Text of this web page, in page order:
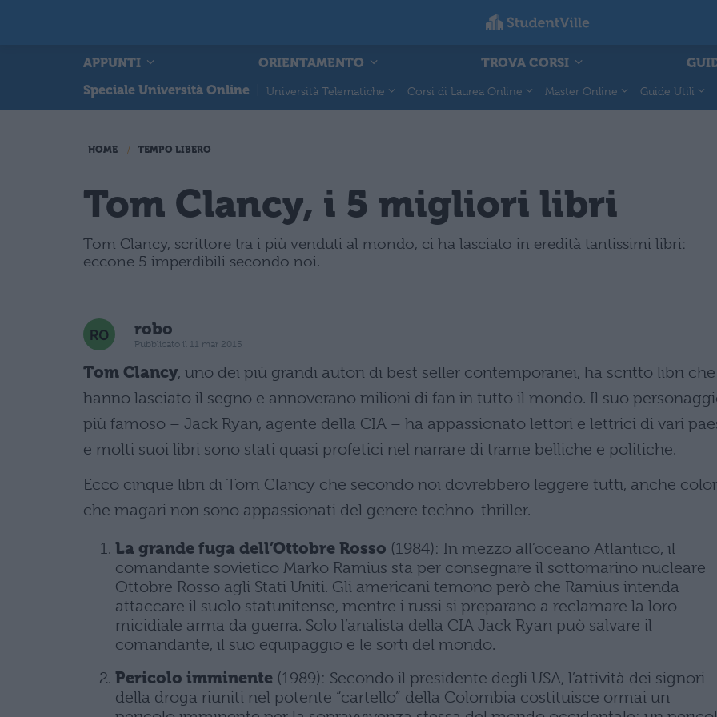
APPUNTI ORIENTAMENTO TROVA CORSI
Speciale Università Online
Università Telematiche Corsi di Laurea Online Master Online Guide Utili
HOME TEMPO LIBERO
Tom Clancy, i 5 migliori libri
Tom Clancy, scrittore tra i più venduti al mondo, ci ha lasciato in eredità tantissimi libri:
eccone 5 imperdibili secondo noi.
robo
Pubblicato il 11 mar 2015
Tom Clancy, uno dei più grandi autori di best seller contemporanei, ha scritto libri che
hanno lasciato il segno e annoverano milioni di fan in tutto il mondo. Il suo
più famoso – Jack Ryan, agente della CIA – ha appassionato lettori e lettrici di vari
e molti suoi libri sono stati quasi profetici nel narrare di trame belliche e politiche.
Ecco cinque libri di Tom Clancy che secondo noi dovrebbero leggere tutti, anche
che magari non sono appassionati del genere techno-thriller.
La grande fuga dell’Ottobre Rosso (1984): In mezzo all’oceano Atlantico, il
comandante sovietico Marko Ramius sta per consegnare il sottomarino nucleare
Ottobre Rosso agli Stati Uniti. Gli americani temono però che Ramius intenda
attaccare il suolo statunitense, mentre i russi si preparano a reclamare la loro
micidiale arma da guerra. Solo l’analista della CIA Jack Ryan può salvare il
comandante, il suo equipaggio e le sorti del mondo.
Pericolo imminente (1989): Secondo il presidente degli USA, l’attività dei signori
della droga riuniti nel potente “cartello” della Colombia costituisce ormai un